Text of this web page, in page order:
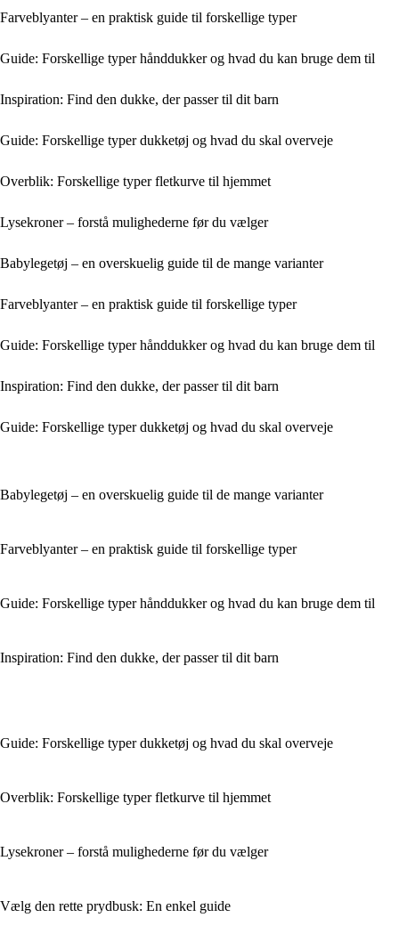
Farveblyanter – en praktisk guide til forskellige typer
Guide: Forskellige typer hånddukker og hvad du kan bruge dem til
Inspiration: Find den dukke, der passer til dit barn
Guide: Forskellige typer dukketøj og hvad du skal overveje
Overblik: Forskellige typer fletkurve til hjemmet
Lysekroner – forstå mulighederne før du vælger
Babylegetøj – en overskuelig guide til de mange varianter
Farveblyanter – en praktisk guide til forskellige typer
Guide: Forskellige typer hånddukker og hvad du kan bruge dem til
Inspiration: Find den dukke, der passer til dit barn
Guide: Forskellige typer dukketøj og hvad du skal overveje
Babylegetøj – en overskuelig guide til de mange varianter
Farveblyanter – en praktisk guide til forskellige typer
Guide: Forskellige typer hånddukker og hvad du kan bruge dem til
Inspiration: Find den dukke, der passer til dit barn
Guide: Forskellige typer dukketøj og hvad du skal overveje
Overblik: Forskellige typer fletkurve til hjemmet
Lysekroner – forstå mulighederne før du vælger
Vælg den rette prydbusk: En enkel guide